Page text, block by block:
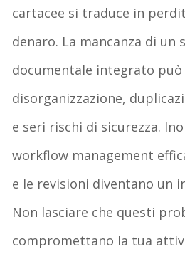
cartacee si traduce in
denaro. La mancanza di un
documentale integrato può
disorganizzazione,
e seri rischi di sicurezza.
workflow management
e le revisioni diventano un
Non lasciare che questi
compromettano la tua